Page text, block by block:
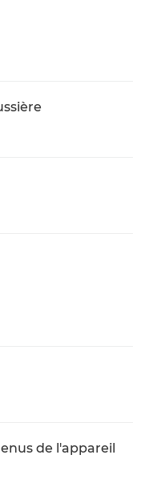
de l'appareil